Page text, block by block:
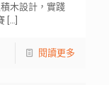
木設計，實踐
[…]
閱讀更多